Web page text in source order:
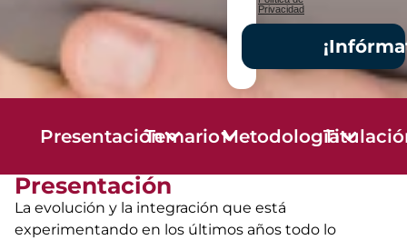
Privacidad
PresentaciónTemarioMetodología
Presentación
La evolución y la integración que está
experimentando en los últimos años todo lo